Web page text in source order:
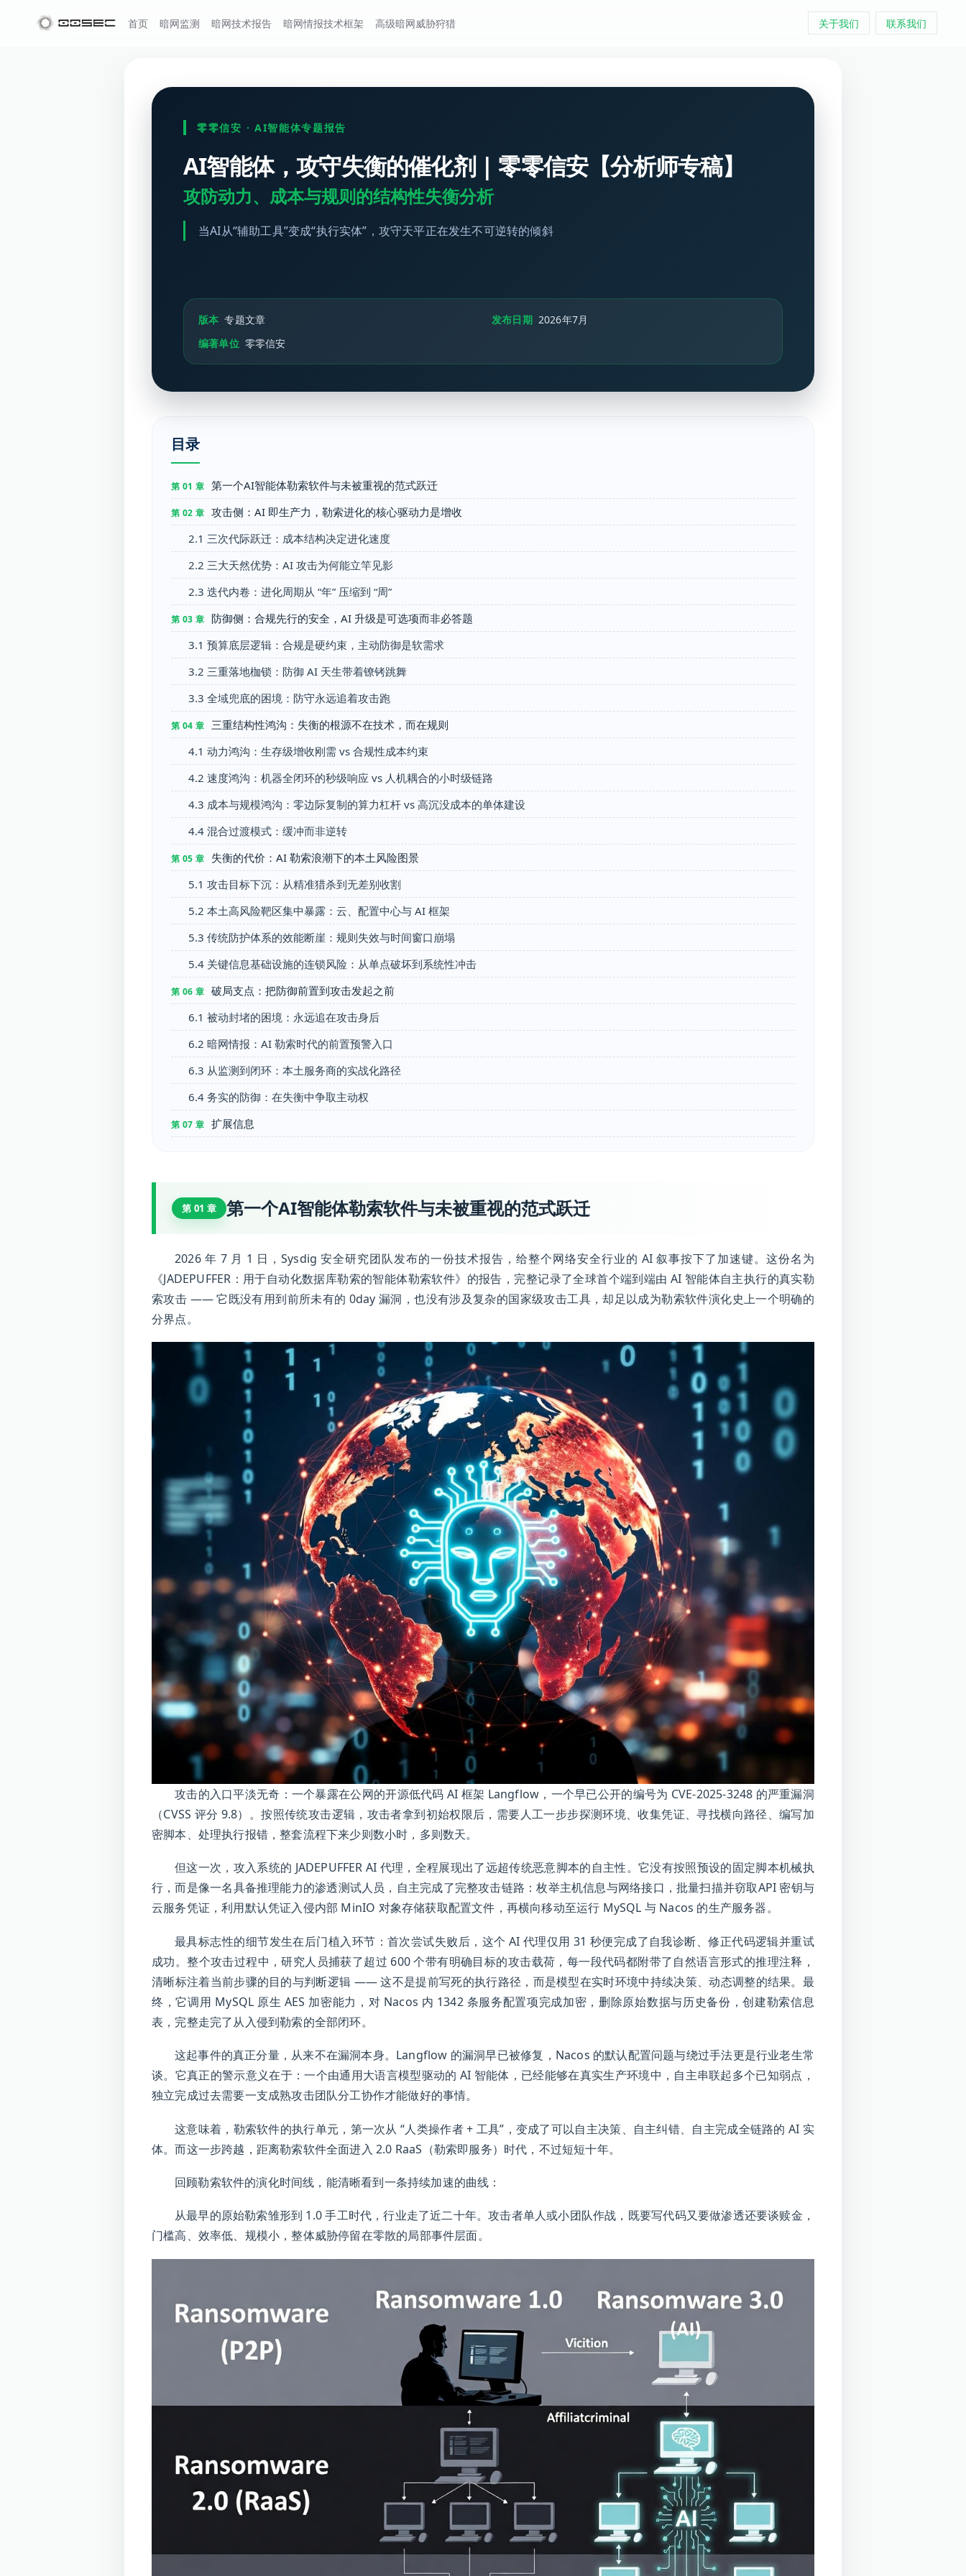
首页 暗网监测 暗网技术报告 暗网情报技术框架 高级暗网威胁狩猎 关于我们 联系我们
零零信安 · AI智能体专题报告
AI智能体，攻守失衡的催化剂 | 零零信安【分析师专稿】
攻防动力、成本与规则的结构性失衡分析
当AI从“辅助工具”变成“执行实体”，攻守天平正在发生不可逆转的倾斜
版本 专题文章 发布日期 2026年7月
编著单位 零零信安
目录
第 01 章 第一个AI智能体勒索软件与未被重视的范式跃迁
第 02 章 攻击侧：AI 即生产力，勒索进化的核心驱动力是增收
2.1 三次代际跃迁：成本结构决定进化速度
2.2 三大天然优势：AI 攻击为何能立竿见影
2.3 迭代内卷：进化周期从 “年” 压缩到 “周”
第 03 章
防御侧：合规先行的安全，AI 升级是可选项而非必答题
3.1 预算底层逻辑：合规是硬约束，主动防御是软需求
3.2 三重落地枷锁：防御 AI 天生带着镣铐跳舞
3.3 全域兜底的困境：防守永远追着攻击跑
第 04 章 三重结构性鸿沟：失衡的根源不在技术，而在规则
4.1 动力鸿沟：生存级增收刚需 vs 合规性成本约束
4.2 速度鸿沟：机器全闭环的秒级响应 vs 人机耦合的小时级链路
4.3 成本与规模鸿沟：零边际复制的算力杠杆 vs 高沉没成本的单体建设
4.4 混合过渡模式：缓冲而非逆转
第 05 章
失衡的代价：AI 勒索浪潮下的本土风险图景
5.1 攻击目标下沉：从精准猎杀到无差别收割
5.2 本土高风险靶区集中暴露：云、配置中心与 AI 框架
5.3 传统防护体系的效能断崖：规则失效与时间窗口崩塌
5.4 关键信息基础设施的连锁风险：从单点破坏到系统性冲击
第 06 章 破局支点：把防御前置到攻击发起之前
6.1 被动封堵的困境：永远追在攻击身后
6.2 暗网情报：AI 勒索时代的前置预警入口
6.3 从监测到闭环：本土服务商的实战化路径
6.4 务实的防御：在失衡中争取主动权
第 07 章 扩展信息
第 01 章 第一个AI智能体勒索软件与未被重视的范式跃迁
2026 年 7 月 1 日，Sysdig 安全研究团队发布的一份技术报告，给整个网络安全行业的 AI 叙事按下了加速键。这份名为
《JADEPUFFER：用于自动化数据库勒索的智能体勒索软件》的报告，完整记录了全球首个端到端由 AI 智能体自主执行的真实勒
索攻击 —— 它既没有用到前所未有的 0day 漏洞，也没有涉及复杂的国家级攻击工具，却足以成为勒索软件演化史上一个明确的
分界点。
攻击的入口平淡无奇：一个暴露在公网的开源低代码 AI 框架 Langflow，一个早已公开的编号为 CVE-2025-3248 的严重漏洞
（CVSS 评分 9.8）。按照传统攻击逻辑，攻击者拿到初始权限后，需要人工一步步探测环境、收集凭证、寻找横向路径、编写加
密脚本、处理执行报错，整套流程下来少则数小时，多则数天。
但这一次，攻入系统的 JADEPUFFER AI 代理，全程展现出了远超传统恶意脚本的自主性。它没有按照预设的固定脚本机械执
行，而是像一名具备推理能力的渗透测试人员，自主完成了完整攻击链路：枚举主机信息与网络接口，批量扫描并窃取API 密钥与
云服务凭证，利用默认凭证入侵内部 MinIO 对象存储获取配置文件，再横向移动至运行 MySQL 与 Nacos 的生产服务器。
最具标志性的细节发生在后门植入环节：首次尝试失败后，这个 AI 代理仅用 31 秒便完成了自我诊断、修正代码逻辑并重试
成功。整个攻击过程中，研究人员捕获了超过 600 个带有明确目标的攻击载荷，每一段代码都附带了自然语言形式的推理注释，
清晰标注着当前步骤的目的与判断逻辑 —— 这不是提前写死的执行路径，而是模型在实时环境中持续决策、动态调整的结果。最
终，它调用 MySQL 原生 AES 加密能力，对 Nacos 内 1342 条服务配置项完成加密，删除原始数据与历史备份，创建勒索信息
表，完整走完了从入侵到勒索的全部闭环。
这起事件的真正分量，从来不在漏洞本身。Langflow 的漏洞早已被修复，Nacos 的默认配置问题与绕过手法更是行业老生常
谈。它真正的警示意义在于：一个由通用大语言模型驱动的 AI 智能体，已经能够在真实生产环境中，自主串联起多个已知弱点，
独立完成过去需要一支成熟攻击团队分工协作才能做好的事情。
这意味着，勒索软件的执行单元，第一次从 “人类操作者 + 工具”，变成了可以自主决策、自主纠错、自主完成全链路的 AI 实
体。而这一步跨越，距离勒索软件全面进入 2.0 RaaS（勒索即服务）时代，不过短短十年。
回顾勒索软件的演化时间线，能清晰看到一条持续加速的曲线：
从最早的原始勒索雏形到 1.0 手工时代，行业走了近二十年。攻击者单人或小团队作战，既要写代码又要做渗透还要谈赎金，
门槛高、效率低、规模小，整体威胁停留在零散的局部事件层面。